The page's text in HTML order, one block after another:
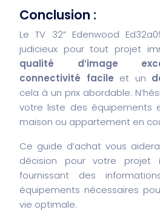
Conclusion :
Le TV 32” Edenwood
judicieux pour tout projet
qualité d’image
connectivité facile et un
cela à un prix abordable.
votre liste des équipements
maison ou appartement en
Ce guide d’achat vous
décision pour votre projet
fournissant des
équipements nécessaires
vie optimale.